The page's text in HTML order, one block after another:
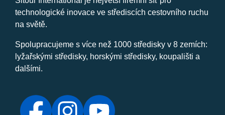
technologické inovace ve střediscích cestovního ruchu
na světě.
Spolupracujeme s více než 1000 středisky v 8 zemích:
lyžařskými středisky, horskými středisky, koupališti a
dalšími.